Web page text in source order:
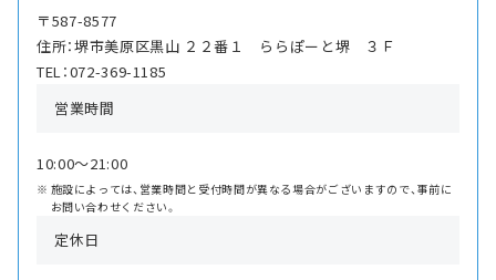
〒587-8577
住所：堺市美原区黒山 ２２番１ ららぽーと堺 ３Ｆ
TEL：072-369-1185
営業時間
10:00〜21:00
施設によっては、営業時間と受付時間が異なる場合がございますので、事前に
お問い合わせください。
定休日